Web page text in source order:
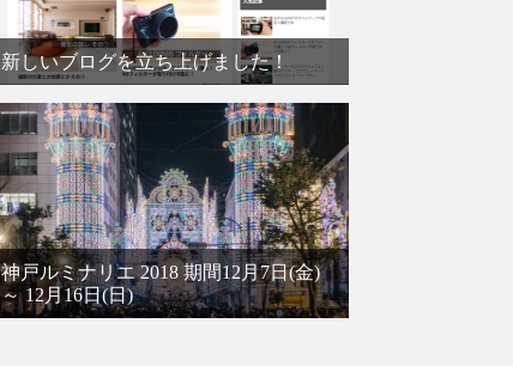
新しいブログを立ち上げました！
神戸ルミナリエ 2018 期間12月7日(金)
～ 12月16日(日)